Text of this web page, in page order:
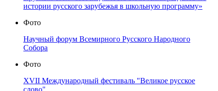
истории русского зарубежья в школьную программу»
Фото
Научный форум Всемирного Русского Народного
Собора
Фото
XVII Международный фестиваль "Великое русское